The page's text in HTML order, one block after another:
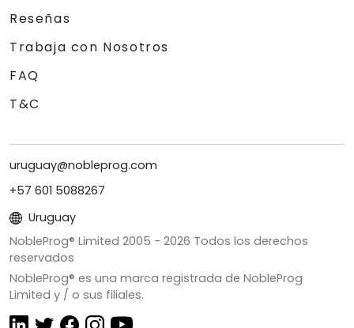
Reseñas
Trabaja con Nosotros
FAQ
T&C
uruguay@nobleprog.com
+57 601 5088267
Uruguay
NobleProg® Limited 2005 - 2026 Todos los derechos
reservados
NobleProg® es una marca registrada de NobleProg
Limited y / o sus filiales.